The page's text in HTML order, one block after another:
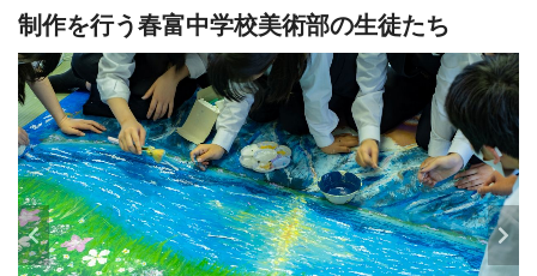
制作を行う春富中学校美術部の生徒たち